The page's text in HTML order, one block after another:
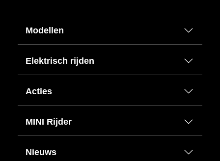
Modellen
Elektrisch rijden
Acties
MINI Rijder
Nieuws